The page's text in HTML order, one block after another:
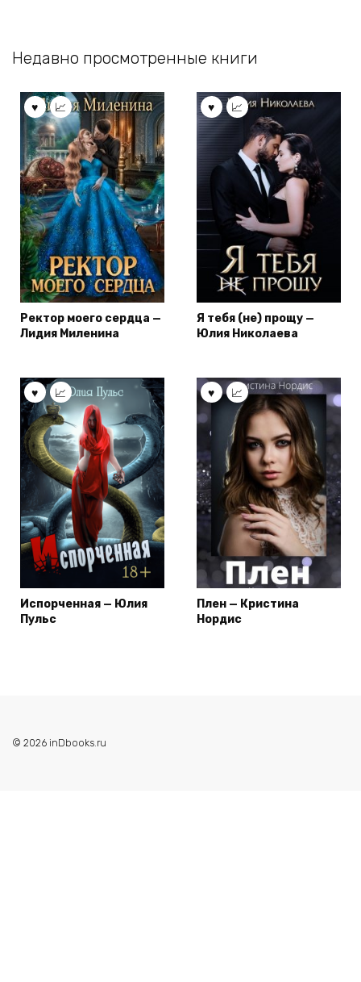
Недавно просмотренные книги
Ректор моего сердца —
Лидия Миленина
Я тебя (не) прощу —
Юлия Николаева
Испорченная — Юлия
Пульс
Плен — Кристина
Нордис
© 2026 inDbooks.ru